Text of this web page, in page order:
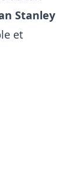
Stanley
et